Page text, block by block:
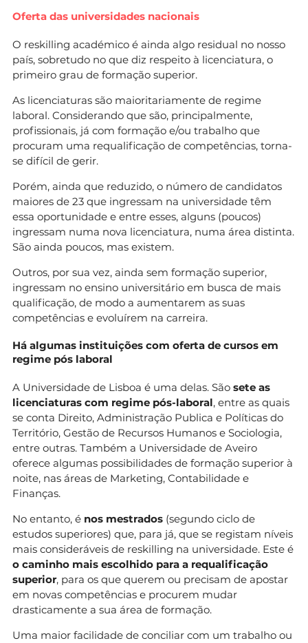
Oferta das universidades nacionais
O reskilling académico é ainda algo residual no nosso
país, sobretudo no que diz respeito à licenciatura, o
primeiro grau de formação superior.
As licenciaturas são maioritariamente de regime
laboral. Considerando que são, principalmente,
profissionais, já com formação e/ou trabalho que
procuram uma requalificação de competências, torna-
se difícil de gerir.
Porém, ainda que reduzido, o número de candidatos
maiores de 23 que ingressam na universidade têm
essa oportunidade e entre esses, alguns (poucos)
ingressam numa nova licenciatura, numa área distinta.
São ainda poucos, mas existem.
Outros, por sua vez, ainda sem formação superior,
ingressam no ensino universitário em busca de mais
qualificação, de modo a aumentarem as suas
competências e evoluírem na carreira.
Há algumas instituições com oferta de cursos em
regime pós laboral
A Universidade de Lisboa é uma delas. São sete as
licenciaturas com regime pós-laboral, entre as quais
se conta Direito, Administração Publica e Políticas do
Território, Gestão de Recursos Humanos e Sociologia,
entre outras. Também a Universidade de Aveiro
oferece algumas possibilidades de formação superior à
noite, nas áreas de Marketing, Contabilidade e
Finanças.
No entanto, é nos mestrados (segundo ciclo de
estudos superiores) que, para já, que se registam níveis
mais consideráveis de reskilling na universidade. Este é
o caminho mais escolhido para a requalificação
superior, para os que querem ou precisam de apostar
em novas competências e procurem mudar
drasticamente a sua área de formação.
Uma maior facilidade de conciliar com um trabalho ou